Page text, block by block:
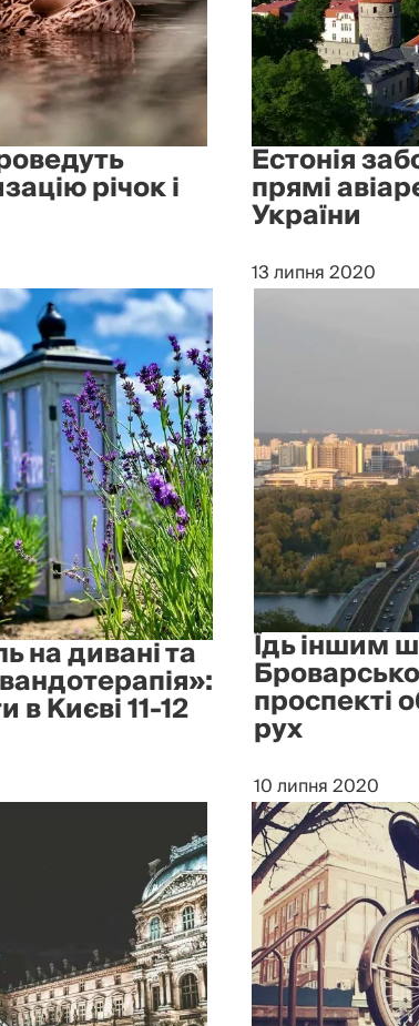
річок і
Естонія
прямі
України
13 липня 2020
на дивані та
Києві 11-12
Їдь іншим
проспекті
рух
10 липня 2020